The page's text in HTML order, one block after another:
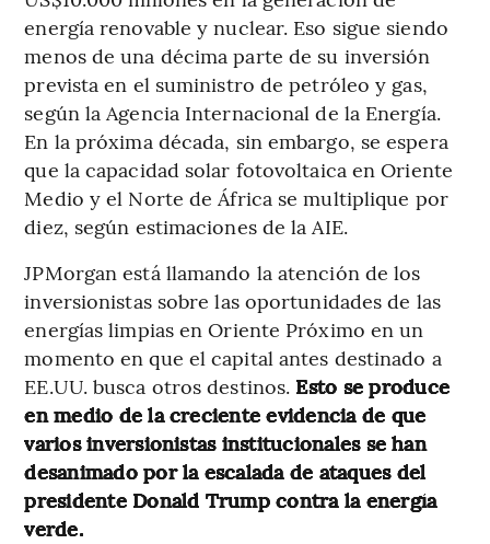
energía renovable y nuclear. Eso sigue siendo
menos de una décima parte de su inversión
prevista en el suministro de petróleo y gas,
según la Agencia Internacional de la Energía.
En la próxima década, sin embargo, se espera
que la capacidad solar fotovoltaica en Oriente
Medio y el Norte de África se multiplique por
diez, según estimaciones de la AIE.
JPMorgan está llamando la atención de los
inversionistas sobre las oportunidades de las
energías limpias en Oriente Próximo en un
momento en que el capital antes destinado a
EE.UU. busca otros destinos. Esto se produce
en medio de la creciente evidencia de que
varios inversionistas institucionales se han
desanimado por la escalada de ataques del
presidente Donald Trump contra la energía
verde.